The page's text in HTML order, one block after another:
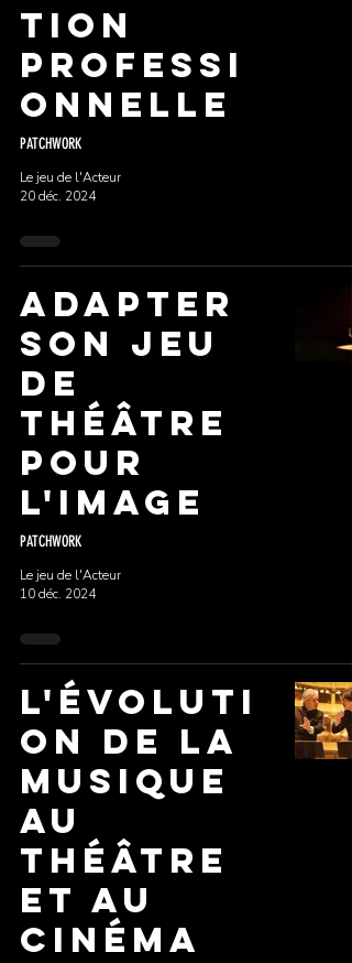
tion
Professi
onnelle
PATCHWORK
Le jeu de l'Acteur
20 déc. 2024
Adapter
son jeu
de
théâtre
pour
l'image
PATCHWORK
Le jeu de l'Acteur
10 déc. 2024
L'évoluti
on de la
musique
au
Théâtre
et au
Cinéma